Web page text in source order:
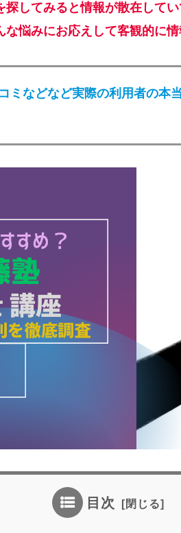
探してみると情報が散在して
悩みにお応えして客観的に情
ミなどなど実際の利用者の本
目次